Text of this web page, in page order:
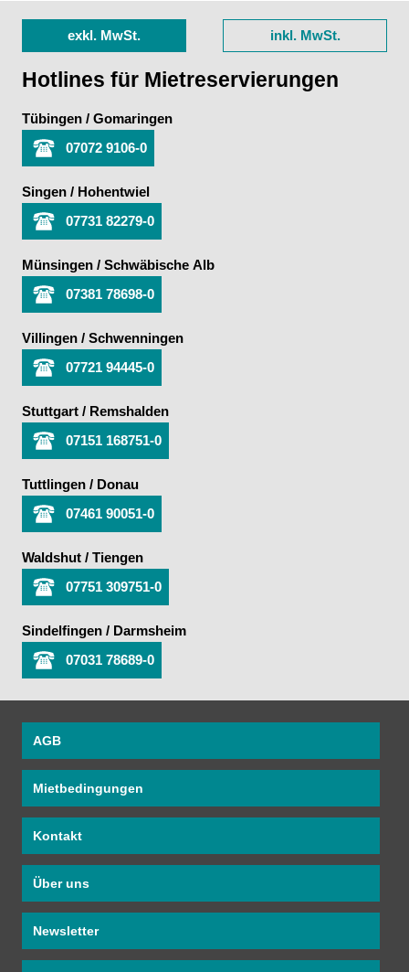
exkl. MwSt. inkl. MwSt.
Hotlines für Mietreservierungen
Tübingen / Gomaringen
07072 9106-0
Singen / Hohentwiel
07731 82279-0
Münsingen / Schwäbische Alb
07381 78698-0
Villingen / Schwenningen
07721 94445-0
Stuttgart / Remshalden
07151 168751-0
Tuttlingen / Donau
07461 90051-0
Waldshut / Tiengen
07751 309751-0
Sindelfingen / Darmsheim
07031 78689-0
AGB
Mietbedingungen
Kontakt
Über uns
Newsletter